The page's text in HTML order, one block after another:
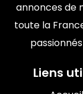
annonces de
toute la
Liens